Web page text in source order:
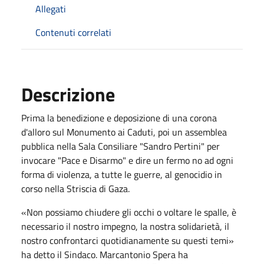
Allegati
Contenuti correlati
Descrizione
Prima la benedizione e deposizione di una corona
d'alloro sul Monumento ai Caduti, poi un assemblea
pubblica nella Sala Consiliare "Sandro Pertini" per
invocare "Pace e Disarmo" e dire un fermo no ad ogni
forma di violenza, a tutte le guerre, al genocidio in
corso nella Striscia di Gaza.
«Non possiamo chiudere gli occhi o voltare le spalle, è
necessario il nostro impegno, la nostra solidarietà, il
nostro confrontarci quotidianamente su questi temi»
ha detto il Sindaco. Marcantonio Spera ha